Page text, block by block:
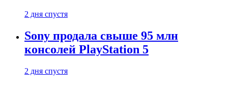
2 дня спустя
Sony продала свыше 95 млн
консолей PlayStation 5
2 дня спустя